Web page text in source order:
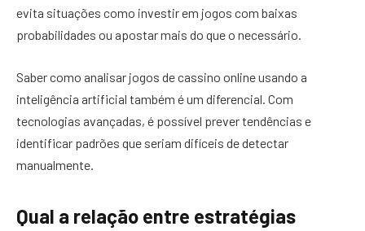
evita situações como investir em jogos com baixas
probabilidades ou apostar mais do que o necessário.
Saber como analisar jogos de cassino online usando a
inteligência artificial também é um diferencial. Com
tecnologias avançadas, é possível prever tendências e
identificar padrões que seriam difíceis de detectar
manualmente.
Qual a relação entre estratégias